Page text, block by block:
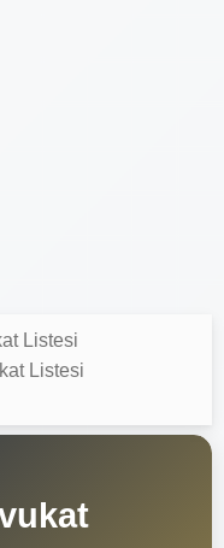
Listesi
Listesi